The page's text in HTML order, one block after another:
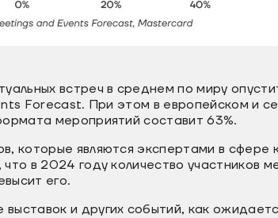
встреч в среднем по миру
Forecast. При этом в европейском и
мероприятий составит 63%.
которые являются экспертами в сфере
в 2024 году количество участников
его.
и других событий, как